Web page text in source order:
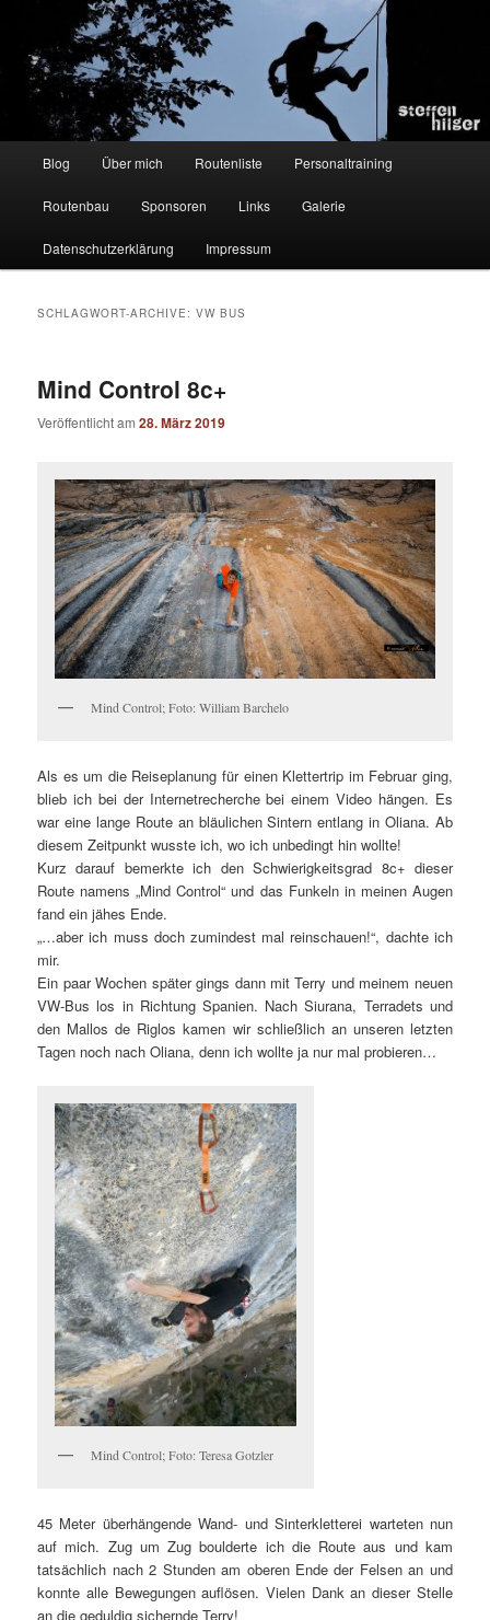
wechseln
sekundären
Inhalt
wechselnSteffen Hilger
Kletterer – Routenbauer – Trainer
Blog Über mich Routenliste Personaltraining
Routenbau Sponsoren Links Galerie
Datenschutzerklärung Impressum
SCHLAGWORT-ARCHIVE:VW BUS
Mind Control 8c+
Veröffentlicht am28. März 2019
Mind Control; Foto: William Barchelo
Als es um die Reiseplanung für einen Klettertrip im Februar ging,
blieb ich bei der Internetrecherche bei einem Video hängen. Es
war eine lange Route an bläulichen Sintern entlang in Oliana. Ab
diesem Zeitpunkt wusste ich, wo ich unbedingt hin wollte!
Kurz darauf bemerkte ich den Schwierigkeitsgrad 8c+ dieser
Route namens „Mind Control“ und das Funkeln in meinen Augen
fand ein jähes Ende.
„…aber ich muss doch zumindest mal reinschauen!“, dachte ich
mir.
Ein paar Wochen später gings dann mit Terry und meinem neuen
VW-Bus los in Richtung Spanien. Nach Siurana, Terradets und
den Mallos de Riglos kamen wir schließlich an unseren letzten
Tagen noch nach Oliana, denn ich wollte ja nur mal probieren…
Mind Control; Foto: Teresa Gotzler
45 Meter überhängende Wand- und Sinterkletterei warteten nun
auf mich. Zug um Zug boulderte ich die Route aus und kam
tatsächlich nach 2 Stunden am oberen Ende der Felsen an und
konnte alle Bewegungen auflösen. Vielen Dank an dieser Stelle
an die geduldig sichernde Terry!